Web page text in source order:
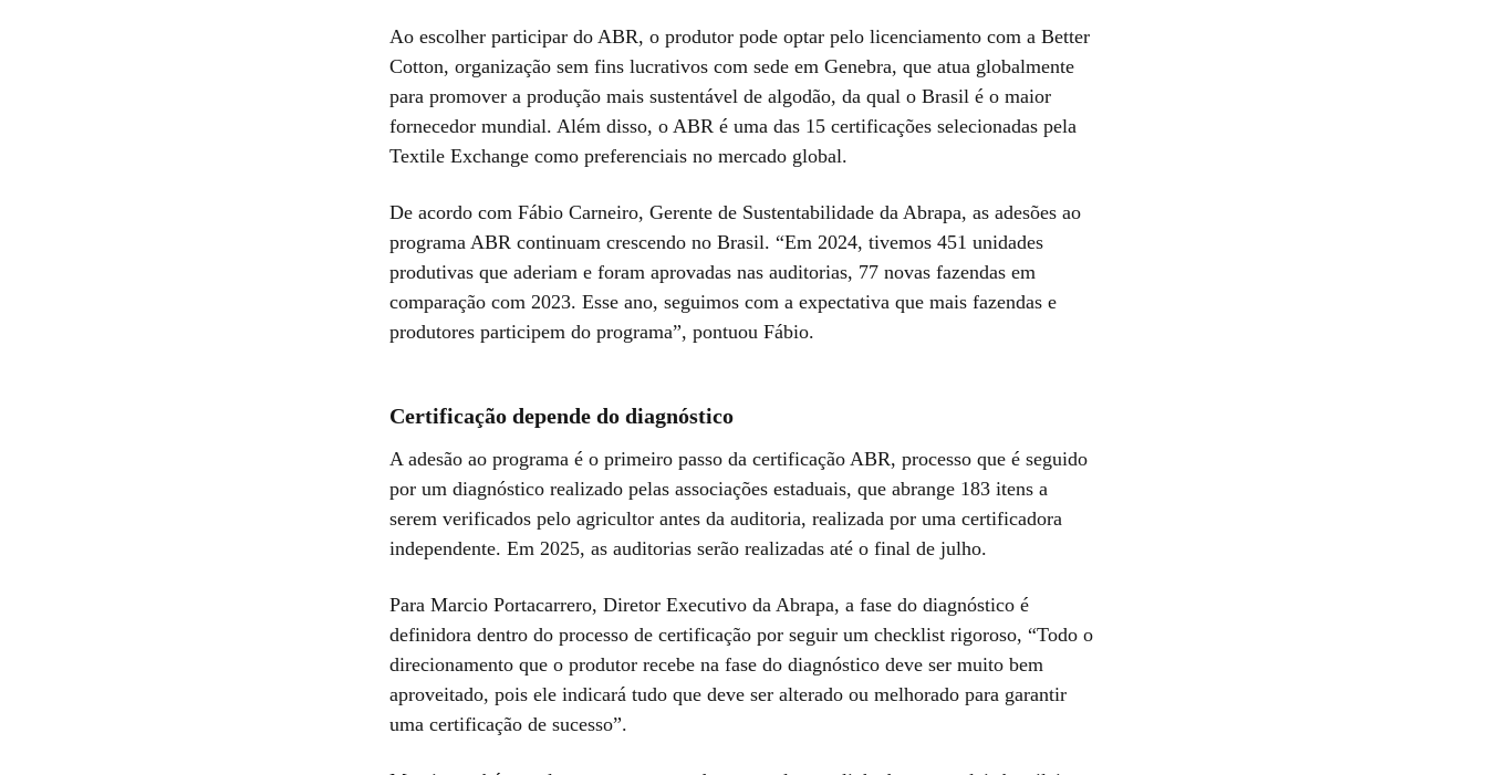
Ao escolher participar do ABR, o produtor pode optar pelo licenciamento com a Better
Cotton, organização sem fins lucrativos com sede em Genebra, que atua globalmente
para promover a produção mais sustentável de algodão, da qual o Brasil é o maior
fornecedor mundial. Além disso, o ABR é uma das 15 certificações selecionadas pela
Textile Exchange como preferenciais no mercado global.
De acordo com Fábio Carneiro, Gerente de Sustentabilidade da Abrapa, as adesões ao
programa ABR continuam crescendo no Brasil. “Em 2024, tivemos 451 unidades
produtivas que aderiam e foram aprovadas nas auditorias, 77 novas fazendas em
comparação com 2023. Esse ano, seguimos com a expectativa que mais fazendas e
produtores participem do programa”, pontuou Fábio.
Certificação depende do diagnóstico
A adesão ao programa é o primeiro passo da certificação ABR, processo que é seguido
por um diagnóstico realizado pelas associações estaduais, que abrange 183 itens a
serem verificados pelo agricultor antes da auditoria, realizada por uma certificadora
independente. Em 2025, as auditorias serão realizadas até o final de julho.
Para Marcio Portacarrero, Diretor Executivo da Abrapa, a fase do diagnóstico é
definidora dentro do processo de certificação por seguir um checklist rigoroso, “Todo o
direcionamento que o produtor recebe na fase do diagnóstico deve ser muito bem
aproveitado, pois ele indicará tudo que deve ser alterado ou melhorado para garantir
uma certificação de sucesso”.